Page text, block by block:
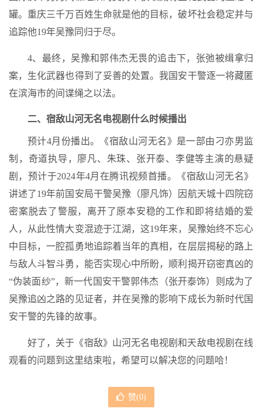
罐。重庆三千万百姓生命就是他的目标，破坏社会稳定并与
追踪他19年吴豫同归于尽。
4、最终，吴豫和郭伟杰无畏的追击下，张弛被缉拿归
案，生化武器也得到了妥善的处置。我国安干警逐一将藏匿
在滨海市的间谍绳之以法。
二、宿敌山河无名电视剧什么时候播出
预计4月份播出。《宿敌山河无名》是一部由刁亦男监
制，奇道执导，廖凡、朱珠、张开泰、李健等主演的悬疑
剧，预计于2024年4月在腾讯视频首播。《宿敌山河无名》
讲述了19年前国安局干警吴豫（廖凡饰）因航天城十四院窃
密案脱去了警服，离开了原本安稳的工作和即将结婚的爱
人，从此性情大变混迹于江湖，这19年来，吴豫始终不忘心
中目标，一腔孤勇地追踪着当年的真相，在层层揭秘的路上
与敌人斗智斗勇，能否实现心中所盼，顺利揭开窃密真凶的
“伪装面纱”，新一代国安干警郭伟杰（张开泰饰）则成为了
吴豫追凶之路的见证者，并在吴豫的影响下成长为新时代国
安干警的先锋的故事。
好了，关于《宿敌》山河无名电视剧和天敌电视剧在线
观看的问题到这里结束啦，希望可以解决您的问题哈！
赞(0)